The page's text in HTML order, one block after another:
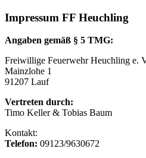
Impressum FF Heuchling
Angaben gemäß § 5 TMG:
Freiwillige Feuerwehr Heuchling e.
Mainzlohe 1
91207 Lauf
Vertreten durch:
Timo Keller & Tobias Baum
Kontakt:
Telefon: 09123/9630672